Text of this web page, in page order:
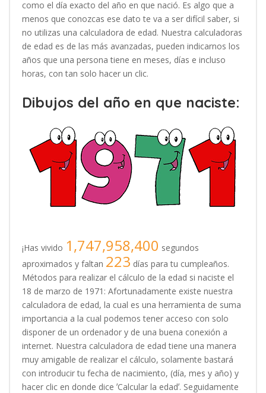
como el día exacto del año en que nació. Es algo que a
menos que conozcas ese dato te va a ser difícil saber, si
no utilizas una calculadora de edad. Nuestra calculadoras
de edad es de las más avanzadas, pueden indicarnos los
años que una persona tiene en meses, días e incluso
horas, con tan solo hacer un clic.
Dibujos del año en que naciste:
¡Has vivido 1,747,958,400 segundos
aproximados y faltan 223 días para tu cumpleaños.
Métodos para realizar el cálculo de la edad si naciste el
18 de marzo de 1971: Afortunadamente existe nuestra
calculadora de edad, la cual es una herramienta de suma
importancia a la cual podemos tener acceso con solo
disponer de un ordenador y de una buena conexión a
internet. Nuestra calculadora de edad tiene una manera
muy amigable de realizar el cálculo, solamente bastará
con introducir tu fecha de nacimiento, (día, mes y año) y
hacer clic en donde dice ʼCalcular la edadʼ. Seguidamente